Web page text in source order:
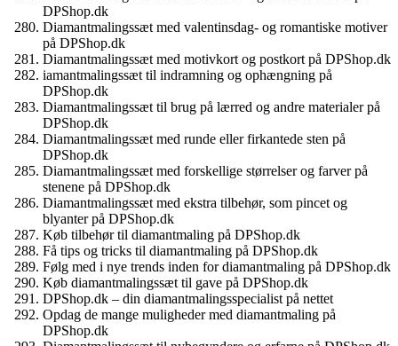
DPShop.dk
Diamantmalingssæt med valentinsdag- og romantiske motiver
på DPShop.dk
Diamantmalingssæt med motivkort og postkort på DPShop.dk
iamantmalingssæt til indramning og ophængning på
DPShop.dk
Diamantmalingssæt til brug på lærred og andre materialer på
DPShop.dk
Diamantmalingssæt med runde eller firkantede sten på
DPShop.dk
Diamantmalingssæt med forskellige størrelser og farver på
stenene på DPShop.dk
Diamantmalingssæt med ekstra tilbehør, som pincet og
blyanter på DPShop.dk
Køb tilbehør til diamantmaling på DPShop.dk
Få tips og tricks til diamantmaling på DPShop.dk
Følg med i nye trends inden for diamantmaling på DPShop.dk
Køb diamantmalingssæt til gave på DPShop.dk
DPShop.dk – din diamantmalingsspecialist på nettet
Opdag de mange muligheder med diamantmaling på
DPShop.dk